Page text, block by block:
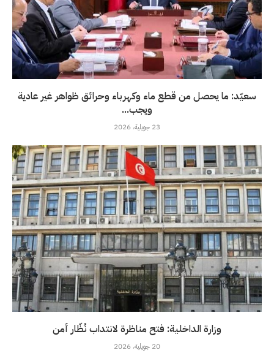
سعيّد: ما يحصل من قطع ماء وكهرباء وحرائق ظواهر غير عادية
ويجب...
23 جويلية، 2026
وزارة الداخلية: فتح مناظرة لانتداب نُظّار أمن
20 جويلية، 2026